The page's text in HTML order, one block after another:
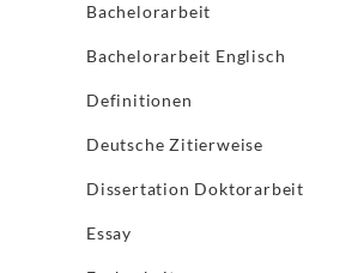
Bachelorarbeit
Bachelorarbeit Englisch
Definitionen
Deutsche Zitierweise
Dissertation Doktorarbeit
Essay